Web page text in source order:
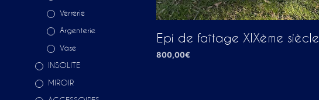
Verrerie
Argenterie
Vase
INSOLITE
MIROIR
Epi de faîtage XIXème siècle
800,00€